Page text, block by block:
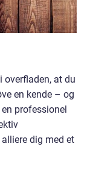
at du
en kende – og
professionel
dig med et